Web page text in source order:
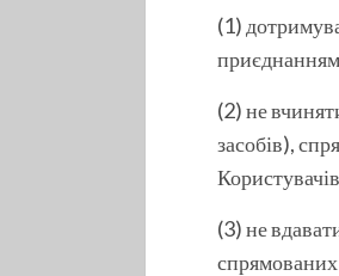
(1)
приєднанням
(2) не
засобів),
(3) не